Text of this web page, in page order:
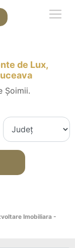
de Lux,
Șoimii.
Imobiliara -